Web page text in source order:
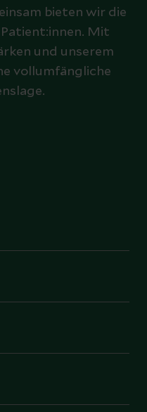
bieten wir die
Mit
und unserem
vollumfängliche